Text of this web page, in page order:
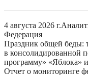
4 августа 2026 г.
Федерация
Праздник общей беды:
в консолидированной
программу» «Яблока»
Отчет о мониторинге